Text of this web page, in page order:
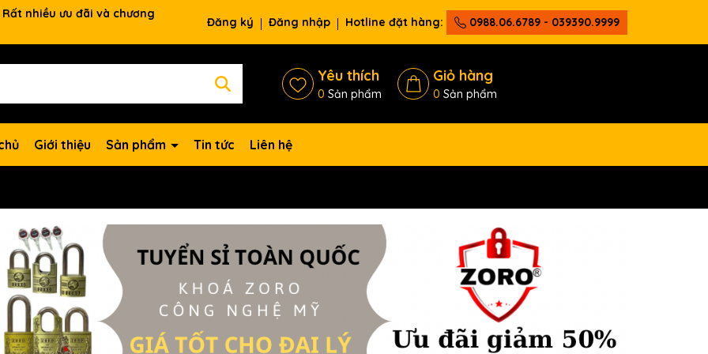
nhiều ưu đãi và chương
Đăng ký Đăng nhập Hotline đặt hàng: 0988.06.6789 - 039390.9999
Yêu thích
0 Sản phẩm
Giỏ hàng
0 Sản phẩm
Giới thiệu Sản phẩm Tin tức Liên hệ